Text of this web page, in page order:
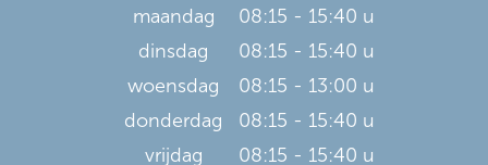
maandag
08:15 - 15:40 u
dinsdag
08:15 - 15:40 u
woensdag
08:15 - 13:00 u
donderdag
08:15 - 15:40 u
vrijdag
08:15 - 15:40 u